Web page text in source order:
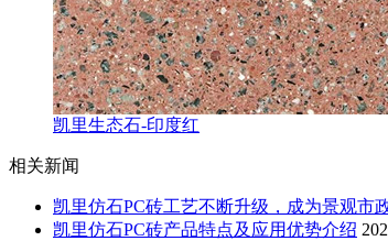
凯里生态石-印度红
相关新闻
凯里仿石PC砖工艺不断升级，成为景观市
凯里仿石PC砖产品特点及应用优势介绍